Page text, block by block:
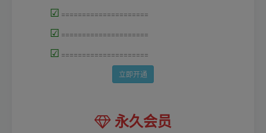
☑ =====================
☑ =====================
☑ =====================
立即开通
永久会员